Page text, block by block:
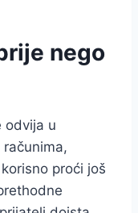
nego
odvija u
proći još